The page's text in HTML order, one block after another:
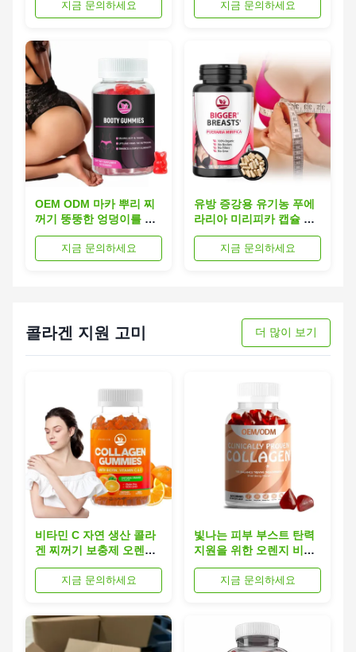
지금 문의하세요 지금 문의하세요
OEM ODM 마카 뿌리 찌
꺼기 뚱뚱한 엉덩이를 들
어올리는 둥근 모양 근육
지금 문의하세요
유방 증강용 유기농 푸에
라리아 미리피카 캡슐 비
건 화학물질 없는
지금 문의하세요
콜라겐 지원 고미 더 많이 보기
비타민 C 자연 생산 콜라
겐 찌꺼기 보충제 오렌지
피부 탄력성 향상
지금 문의하세요
빛나는 피부 부스트 탄력
지원을 위한 오렌지 비타
민 C 콜라겐 지원 구미
지금 문의하세요